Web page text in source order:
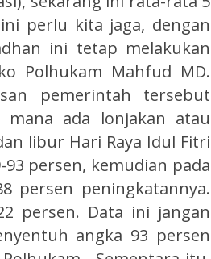
perlu kita jaga, dengan
ini tetap melakukan
Polhukam Mahfud MD.
pemerintah tersebut
mana ada lonjakan atau
libur Hari Raya Idul Fitri
persen, kemudian pada
persen peningkatannya.
persen. Data ini jangan
angka 93 persen